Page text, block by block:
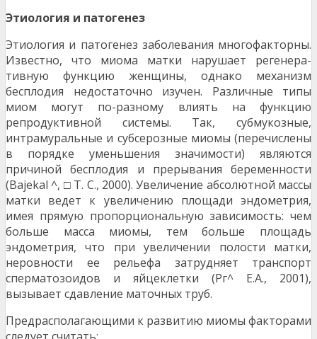
Этиология и патогенез
Этиология и патогенез заболевания многофактор­ны.
Известно, что миома матки нарушает регенера­
тивную функцию женщины, однако механизм
бесплодия недостаточно изучен. Различные типы
миом могут по-разному влиять на функцию
репродуктив­ной системы. Так, субмукозные,
интрамуральные и субсерозные миомы (перечислены
в порядке уме­ньшения значимости) являются
причиной беспло­дия и прерывания беременности
(Bajekal ^, □ Т. С., 2000). Увеличение абсолютной массы
матки ве­дет к увеличению площади эндометрия,
имея пря­мую пропорциональную зависимость: чем
больше масса миомы, тем больше площадь
эндометрия, что при увеличении полости матки,
неровности ее рельефа затрудняет транспорт
сперматозоидов и яйцеклетки (Рг^ Е.А., 2001),
вызывает сдавление маточных труб.
Предрасполагающими к развитию миомы фактора­ми